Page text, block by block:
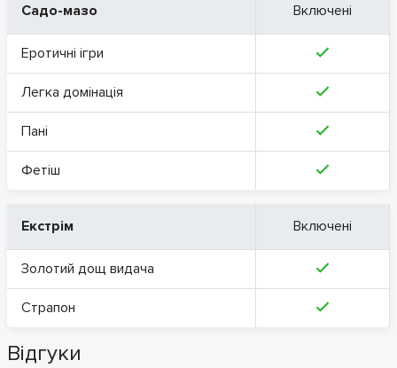
Садо-мазо Включені
Еротичні ігри
Легка домінація
Пані
Фетіш
Екстрім Включені
Золотий дощ видача
Страпон
Відгуки